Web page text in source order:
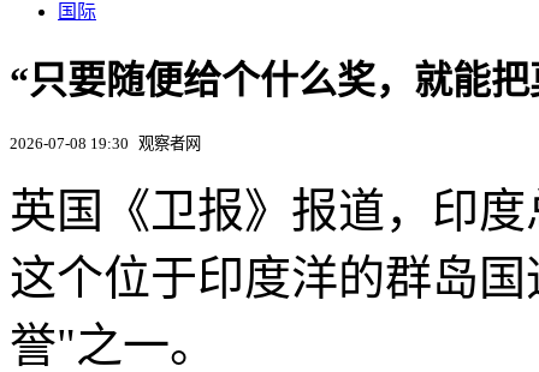
国际
“只要随便给个什么奖，就能
2026-07-08 19:30 观察者网
英国《卫报》报道，印
这个位于印度洋的群岛
誉"之一。